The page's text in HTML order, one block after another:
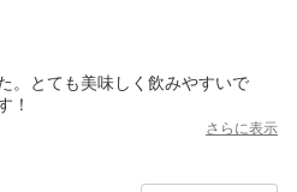
。とても美味しく飲みやすいで
！
さらに表示